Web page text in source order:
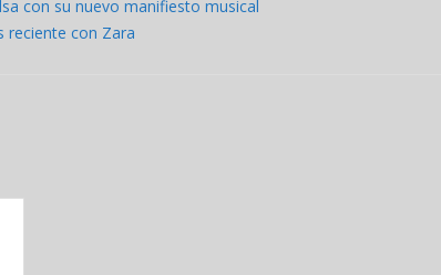
con su nuevo manifiesto musical
reciente con Zara